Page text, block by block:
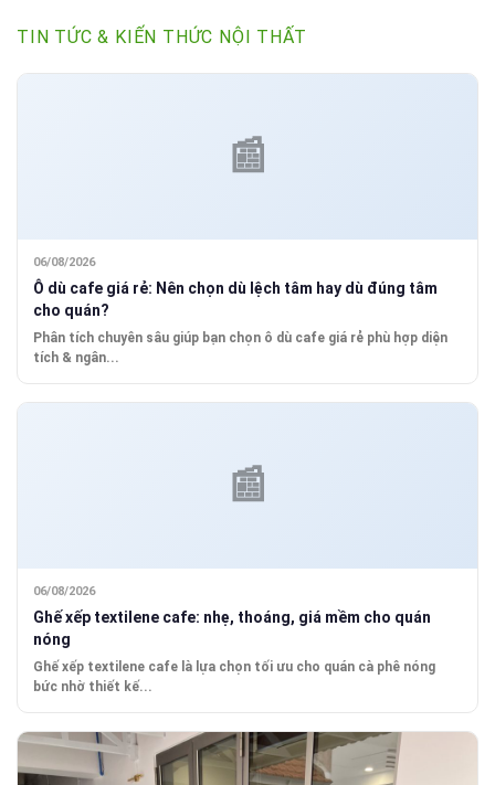
TIN TỨC & KIẾN THỨC NỘI THẤT
06/08/2026
Ô dù cafe giá rẻ: Nên chọn dù lệch tâm hay dù đúng tâm
cho quán?
Phân tích chuyên sâu giúp bạn chọn ô dù cafe giá rẻ phù hợp diện
tích & ngân...
06/08/2026
Ghế xếp textilene cafe: nhẹ, thoáng, giá mềm cho quán
nóng
Ghế xếp textilene cafe là lựa chọn tối ưu cho quán cà phê nóng
bức nhờ thiết kế...